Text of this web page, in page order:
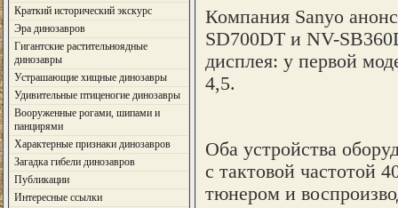
Краткий исторический экскурс
Эра динозавров
Гигантские растительноядные
динозавры
Устрашающие хищные динозавры
Удивительные птиценогие динозавры
Вооруженные рогами, шипами и
панцирями
Характерные признаки динозавров
Загадка гибели динозавров
Публикации
Интересные ссылки
Компания Sanyo
SD700DT и NV-
дисплея: у первой
4,5.
Оба устройства
с тактовой частотой
тюнером и